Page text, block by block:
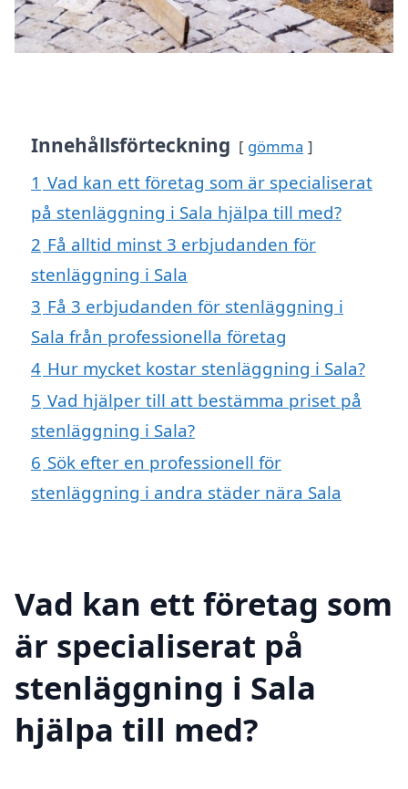
Innehållsförteckning gömma
1 Vad kan ett företag som är specialiserat
på stenläggning i Sala hjälpa till med?
2 Få alltid minst 3 erbjudanden för
stenläggning i Sala
3 Få 3 erbjudanden för stenläggning i
Sala från professionella företag
4 Hur mycket kostar stenläggning i Sala?
5 Vad hjälper till att bestämma priset på
stenläggning i Sala?
6 Sök efter en professionell för
stenläggning i andra städer nära Sala
Vad kan ett företag som
är specialiserat på
stenläggning i Sala
hjälpa till med?